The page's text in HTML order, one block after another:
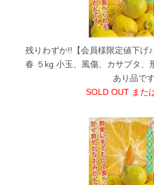
残りわずか!!【会員様限定値下げ
春 ５kg 小玉、風傷、カサブタ、
あり品です
SOLD OUT また